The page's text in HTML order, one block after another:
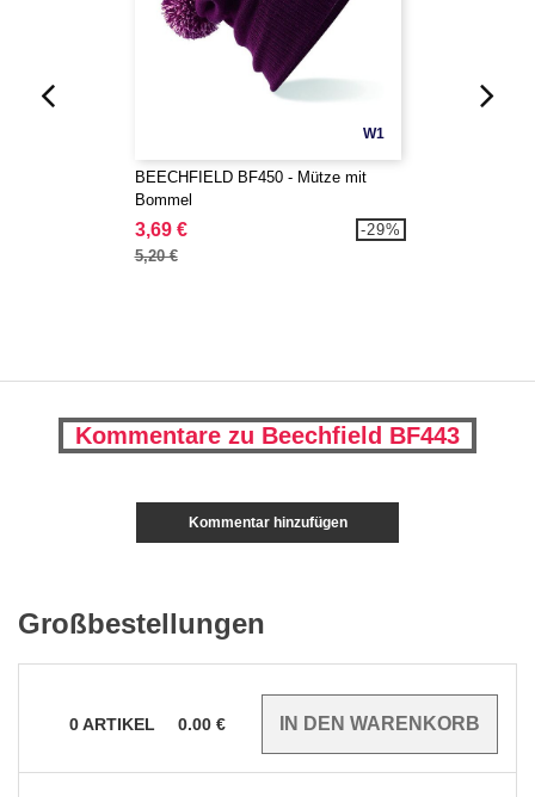
W1
BEECHFIELD BF450 - Mütze mit
Bommel
3,69 €
5,20 €
-29%
Kommentare zu Beechfield BF443
Kommentar hinzufügen
Großbestellungen
0ARTIKEL 0.00 €